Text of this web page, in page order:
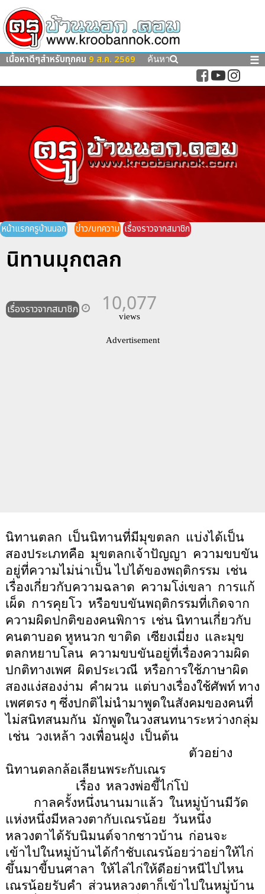
เนื้อหาดีๆสำหรับทุกคน 9 ส.ค. 2569 ค้นหา ☰
หน้าแรกครูบ้านนอก ข่าว/บทความ เรื่องราวจากสมาชิก
นิทานมุกตลก
เรื่องราวจากสมาชิก 10,077
views
Advertisement
นิทานตลก เป็นนิทานที่มีมุขตลก แบ่งได้เป็น
สองประเภทคือ มุขตลกเจ้าปัญญา ความขบขัน
อยู่ที่ความไม่น่าเป็น ไปได้ของพฤติกรรม เช่น
เรื่องเกี่ยวกับความฉลาด ความโง่เขลา การแก้
เผ็ด การคุยโว หรือขบขันพฤติกรรมที่เกิดจาก
ความผิดปกติของคนพิการ เช่น นิทานเกี่ยวกับ
คนตาบอด หูหนวก ขาติด เซียงเมี่ยง และมุข
ตลกหยาบโลน ความขบขันอยู่ที่เรื่องความผิด
ปกติทางเพศ ผิดประเวณี หรือการใช้ภาษาผิด
สองแง่สองง่าม คำผวน แต่บางเรื่องใช้ศัพท์ ทาง
เพศตรง ๆ ซึ่งปกติไม่นำมาพูดในสังคมของคนที่
ไม่สนิทสนมกัน มักพูดในวงสนทนาระหว่างกลุ่ม
เช่น วงเหล้า วงเพื่อนฝูง เป็นต้น
ตัวอย่าง
นิทานตลกล้อเลียนพระกับเณร
เรื่อง หลวงพ่อขี้ไก่โป่
กาลครั้งหนึ่งนานมาแล้ว ในหมู่บ้านมีวัด
แห่งหนึ่งมีหลวงตากับเณรน้อย วันหนึ่ง
หลวงตาได้รับนิมนต์จากชาวบ้าน ก่อนจะ
เข้าไปในหมู่บ้านได้กำชับเณรน้อยว่าอย่าให้ไก่
ขึ้นมาขี้บนศาลา ให้ไล่ไก่ให้ดีอย่าหนีไปไหน
เณรน้อยรับคำ ส่วนหลวงตาก็เข้าไปในหมู่บ้าน